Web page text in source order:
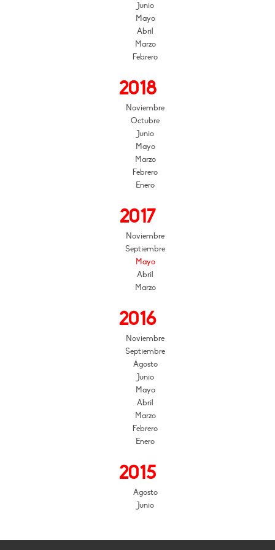
Junio
Mayo
Abril
Marzo
Febrero
2018
Noviembre
Octubre
Junio
Mayo
Marzo
Febrero
Enero
2017
Noviembre
Septiembre
Mayo
Abril
Marzo
2016
Noviembre
Septiembre
Agosto
Junio
Mayo
Abril
Marzo
Febrero
Enero
2015
Agosto
Junio